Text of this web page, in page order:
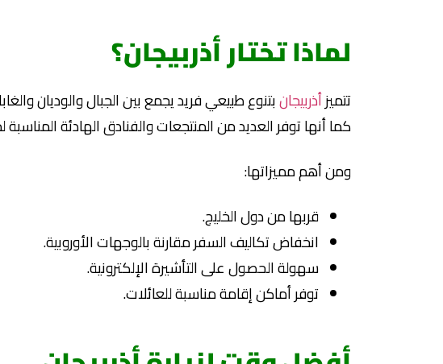
لماذا تختار أذربيجان؟
تتميزأذربيجانبتنوع طبيعي فريد يجمع بين الجبال والوديان
كما أنها توفر العديد من المنتجعات والفنادق الهادئة
ومن أهم مميزاتها:
قربها من دول الخليج.
انخفاض تكاليف السفر مقارنة بالوجهات الأوروبية.
سهولة الحصول على التأشيرة الإلكترونية.
توفر أماكن إقامة مناسبة للعائلات.